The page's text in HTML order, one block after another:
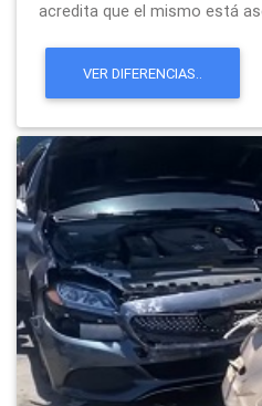
acredita que el mismo está
VER DIFERENCIAS..